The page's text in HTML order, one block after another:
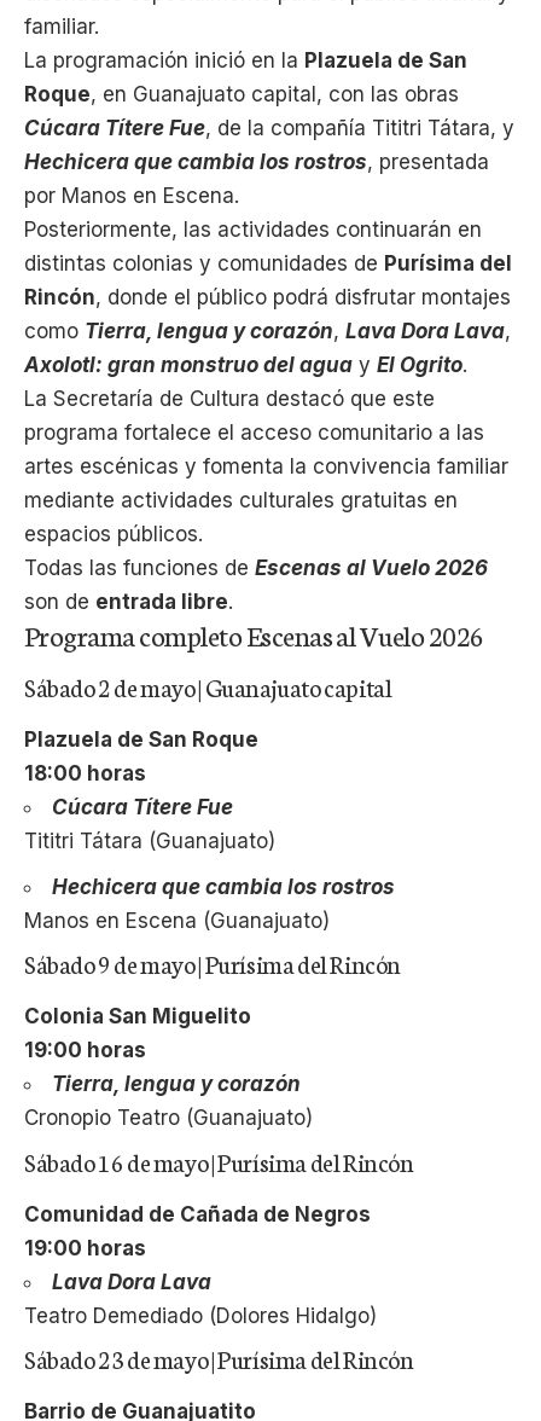
familiar.
La programación inició en la Plazuela de San
Roque, en Guanajuato capital, con las obras
Cúcara Títere Fue, de la compañía Tititri Tátara, y
Hechicera que cambia los rostros, presentada
por Manos en Escena.
Posteriormente, las actividades continuarán en
distintas colonias y comunidades de Purísima del
Rincón, donde el público podrá disfrutar montajes
como Tierra, lengua y corazón, Lava Dora Lava,
Axolotl: gran monstruo del agua y El Ogrito.
La Secretaría de Cultura destacó que este
programa fortalece el acceso comunitario a las
artes escénicas y fomenta la convivencia familiar
mediante actividades culturales gratuitas en
espacios públicos.
Todas las funciones de Escenas al Vuelo 2026
son de entrada libre.
Programa completo Escenas al Vuelo 2026
Sábado 2 de mayo | Guanajuato capital
Plazuela de San Roque
18:00 horas
Cúcara Títere Fue
Tititri Tátara (Guanajuato)
Hechicera que cambia los rostros
Manos en Escena (Guanajuato)
Sábado 9 de mayo | Purísima del Rincón
Colonia San Miguelito
19:00 horas
Tierra, lengua y corazón
Cronopio Teatro (Guanajuato)
Sábado 16 de mayo | Purísima del Rincón
Comunidad de Cañada de Negros
19:00 horas
Lava Dora Lava
Teatro Demediado (Dolores Hidalgo)
Sábado 23 de mayo | Purísima del Rincón
Barrio de Guanajuatito